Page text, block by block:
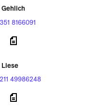
Gehlich
8166091
Liese
49986248